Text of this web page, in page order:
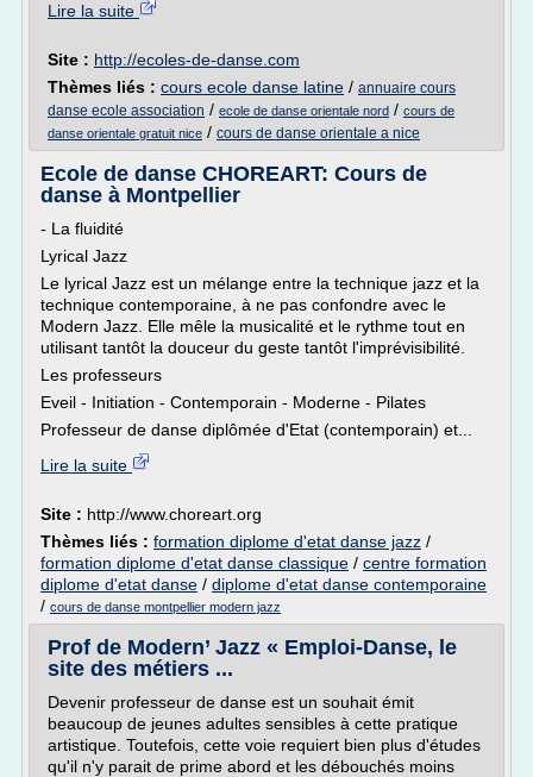
Lire la suite
Site : http://ecoles-de-danse.com
Thèmes liés : cours ecole danse latine / annuaire cours
danse ecole association / ecole de danse orientale nord / cours de
danse orientale gratuit nice / cours de danse orientale a nice
Ecole de danse CHOREART: Cours de
danse à Montpellier
- La fluidité
Lyrical Jazz
Le lyrical Jazz est un mélange entre la technique jazz et la
technique contemporaine, à ne pas confondre avec le
Modern Jazz. Elle mêle la musicalité et le rythme tout en
utilisant tantôt la douceur du geste tantôt l'imprévisibilité.
Les professeurs
Eveil - Initiation - Contemporain - Moderne - Pilates
Professeur de danse diplômée d'Etat (contemporain) et...
Lire la suite
Site : http://www.choreart.org
Thèmes liés : formation diplome d'etat danse jazz /
formation diplome d'etat danse classique / centre formation
diplome d'etat danse / diplome d'etat danse contemporaine
/ cours de danse montpellier modern jazz
Prof de Modern’ Jazz « Emploi-Danse, le
site des métiers ...
Devenir professeur de danse est un souhait émit
beaucoup de jeunes adultes sensibles à cette pratique
artistique. Toutefois, cette voie requiert bien plus d'études
qu'il n'y parait de prime abord et les débouchés moins